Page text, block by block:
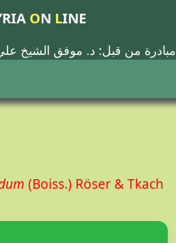
ON LINE
مبادرة من قبل: د. موفق الشيخ
(Boiss.) Röser & Tkach